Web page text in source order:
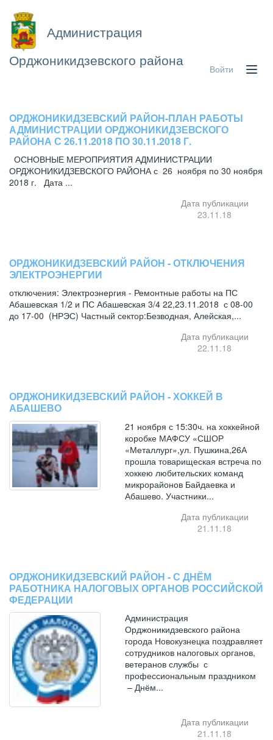
Администрация
Орджоникидзевского района
Войти
ОРДЖОНИКИДЗЕВСКИЙ РАЙОН-ПЛАН РАБОТЫ
АДМИНИСТРАЦИИ ОРДЖОНИКИДЗЕВСКОГО
РАЙОНА С 26.11.2018 ПО 30.11.2018 Г.
ОСНОВНЫЕ МЕРОПРИЯТИЯ АДМИНИСТРАЦИИ
ОРДЖОНИКИДЗЕВСКОГО РАЙОНА с 26 ноября по 30 ноября
2018 г. Дата ...
Дата публикации
23.11.18
ОРДЖОНИКИДЗЕВСКИЙ РАЙОН - ОТКЛЮЧЕНИЯ
ЭЛЕКТРОЭНЕРГИИ
отключения: Электроэнергия - Ремонтные работы на ПС
Абашевская 1/2 и ПС Абашевская 3/4 22,23.11.2018 с 08-00
до 17-00 (НРЭС) Частный сектор:Безводная, Алейская,...
Дата публикации
22.11.18
ОРДЖОНИКИДЗЕВСКИЙ РАЙОН - ХОККЕЙ В
АБАШЕВО
21 ноября с 15:30ч. на хоккейной
коробке МАФСУ «СШОР
«Металлург»,ул. Пушкина,26А
прошла товарищеская встреча по
хоккею любительских команд
микрорайонов Байдаевка и
Абашево. Участники...
Дата публикации
21.11.18
ОРДЖОНИКИДЗЕВСКИЙ РАЙОН - С ДНЁМ
РАБОТНИКА НАЛОГОВЫХ ОРГАНОВ РОССИЙСКОЙ
ФЕДЕРАЦИИ
Администрация
Орджоникидзевского района
города Новокузнецка поздравляет
сотрудников налоговых органов,
ветеранов службы с
профессиональным праздником
– Днём...
Дата публикации
21.11.18